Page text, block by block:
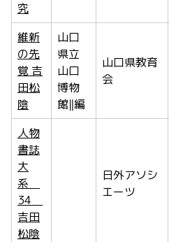
究
維新
の先
覚 吉
田松
陰
山口
県立
山口
博物
館‖編
山口県教育
会
人物
書誌
大
系
34
吉田
松陰
日外アソシ
エーツ